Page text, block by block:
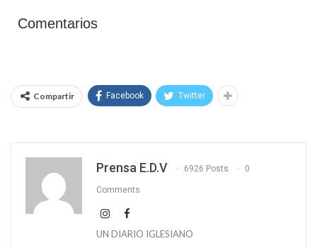
Comentarios
Compartir Facebook Twitter
Prensa E.D.V 6926 Posts 0
Comments
UN DIARIO IGLESIANO